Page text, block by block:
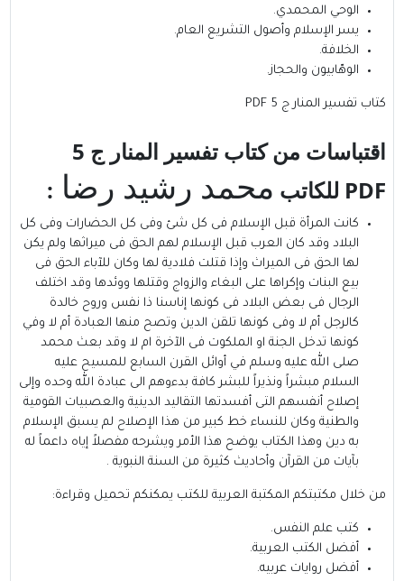
الوحي المحمدي.
يسر الإسلام وأصول التشريع العام.
الخلافة.
الوهّابيون والحجاز.
كتاب تفسير المنار ج 5 PDF
اقتباسات من كتاب تفسير المنار ج 5
PDF للكاتب محمد رشيد رضا :
كانت المرأة قبل الإسلام فى كل شئ وفى كل الحضارات وفى كل
البلاد وقد كان العرب قبل الإسلام لهم الحق فى ميراثها ولم يكن
لها الحق فى الميراث وإذا قتلت فلادية لها وكان للآباء الحق فى
بيع البنات وإكراها على البغاء والزواج وقتلها ووئدها وقد اختلف
الرجال فى بعض البلاد فى كونها إناسنا ذا نفس وروح خالدة
كالرجل أم لا وفى كونها تلقن الدين وتصح منها العبادة أم لا وفي
كونها تدخل الجنة او الملكوت فى الآخرة ام لا وقد بعث محمد
صلى الله عليه وسلم في أوائل القرن السابع للمسيح عليه
السلام مبشراً ونذيراً للبشر كافة بدءوهم الى عبادة الله وحده وإلى
إصلاح أنفسهم التى أفسدتها التقاليد الدينية والعصبيات القومية
والطنية وكان للنساء خط كبير من هذا الإصلاح لم يسبق الإسلام
به دين وهذا الكتاب يوضح هذا الأمر ويشرحه مفصلاً إياه داعماً له
بآيات من القرآن وأحاديث كثيرة من السنة النبوية .
من خلال مكتبتكم المكتبة العربية للكتب يمكنكم تحميل وقراءة:
كتب علم النفس.
أفضل الكتب العربية.
أفضل روايات عربيه.